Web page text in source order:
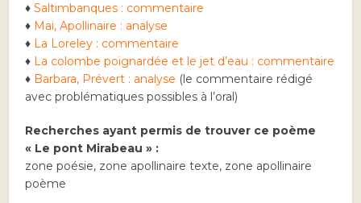
♦Saltimbanques : commentaire
♦ Mai, Apollinaire : analyse
♦ La Loreley : commentaire
♦ La colombe poignardée et le jet d’eau : commentaire
♦ Barbara, Prévert : analyse (le commentaire rédigé
avec problématiques possibles à l’oral)
Recherches ayant permis de trouver ce poème
« Le pont Mirabeau » :
zone poésie, zone apollinaire texte, zone apollinaire
poème